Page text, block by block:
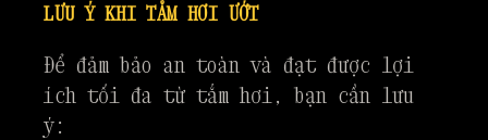
LƯU Ý KHI TẮM HƠI ƯỚT
Để đảm bảo an toàn và đạt được lợi
ích tối đa từ tắm hơi, bạn cần lưu
ý: